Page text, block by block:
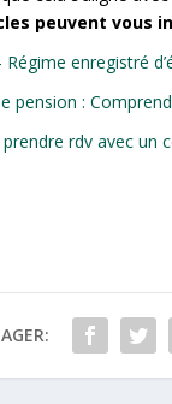
peuvent vous
Régime enregistré
pension :
rdv avec un